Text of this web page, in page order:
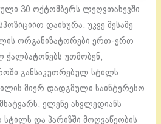
30 ოქტომბერს ლეღვთახევში
დაიხურა. უკვე მესამე
ორგანიზატორები ერთ-ერთ
უთმობენ,
განსაკუთრებულ სტილს
მიერ დადგმული საინტერესო
ელენე ახვლედიანს
სტილს და პარიზში მოღვაწეობის